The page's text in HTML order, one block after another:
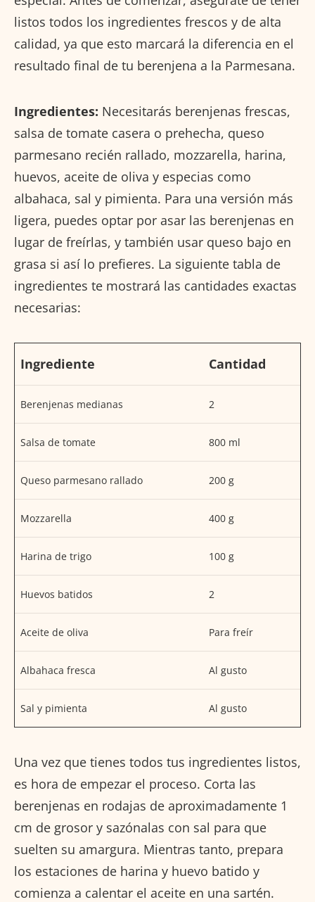
listos todos los ingredientes frescos y de alta
calidad, ya que esto marcará la diferencia en el
resultado final de tu berenjena a la Parmesana.
Ingredientes: Necesitarás berenjenas frescas,
salsa de tomate casera o prehecha, queso
parmesano recién rallado, mozzarella, harina,
huevos, aceite de oliva y especias como
albahaca, sal y pimienta. Para una versión más
ligera, puedes optar por asar las berenjenas en
lugar de freírlas, y también usar queso bajo en
grasa si así lo prefieres. La siguiente tabla de
ingredientes te mostrará las cantidades exactas
necesarias:
Ingrediente Cantidad
Berenjenas medianas 2
Salsa de tomate 800 ml
Queso parmesano rallado 200 g
Mozzarella 400 g
Harina de trigo 100 g
Huevos batidos 2
Aceite de oliva Para freír
Albahaca fresca Al gusto
Sal y pimienta Al gusto
Una vez que tienes todos tus ingredientes listos,
es hora de empezar el proceso. Corta las
berenjenas en rodajas de aproximadamente 1
cm de grosor y sazónalas con sal para que
suelten su amargura. Mientras tanto, prepara
los estaciones de harina y huevo batido y
comienza a calentar el aceite en una sartén.